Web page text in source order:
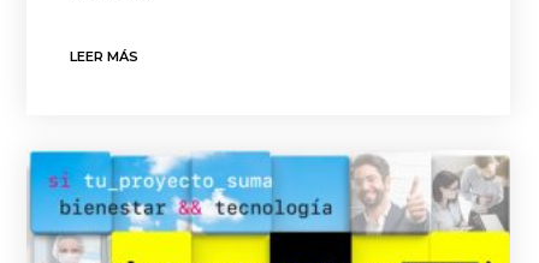
LEER MÁS